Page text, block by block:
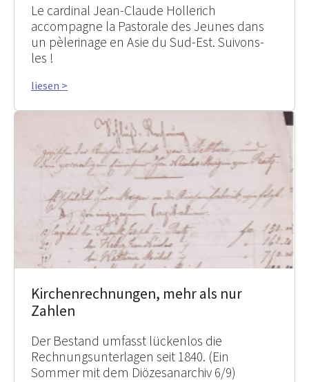
Le cardinal Jean-Claude Hollerich
accompagne la Pastorale des Jeunes dans
un pèlerinage en Asie du Sud-Est. Suivons-
les !
liesen >
Kirchenrechnungen, mehr als nur
Zahlen
Der Bestand umfasst lückenlos die
Rechnungsunterlagen seit 1840. (Ein
Sommer mit dem Diözesanarchiv 6/9)